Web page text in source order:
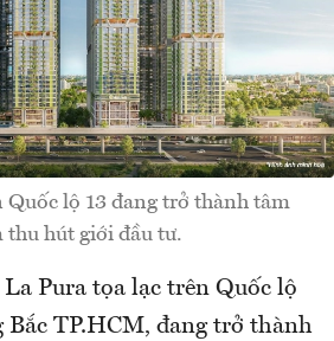
Quốc lộ 13 đang trở thành tâm
thu hút giới đầu tư.
Pura tọa lạc trên Quốc lộ
Bắc TP.HCM, đang trở thành